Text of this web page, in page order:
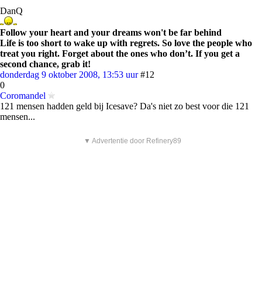
DanQ
Follow your heart and your dreams won't be far behind
Life is too short to wake up with regrets. So love the people who
treat you right. Forget about the ones who don’t. If you get a
second chance, grab it!
donderdag 9 oktober 2008, 13:53 uur #12
0
Coromandel
121 mensen hadden geld bij Icesave? Da's niet zo best voor die 121
mensen...
▼ Advertentie door Refinery89